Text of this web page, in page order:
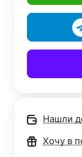
Нашли
Хочу в